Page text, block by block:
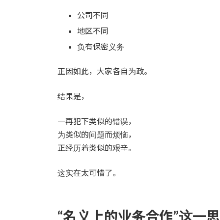
公司不同
地区不同
负有保密义务
正因如此，大家各自为政。
结果是，
一再犯下类似的错误，
为类似的问题而烦恼，
正经历着类似的艰辛。
这实在太可惜了。
“名义上的业务合作”这一